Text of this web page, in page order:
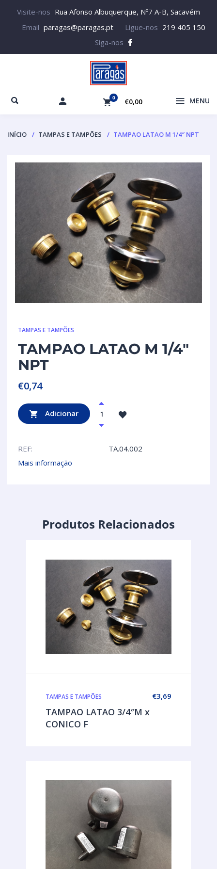
Visite-nos Rua Afonso Albuquerque, Nº7 A-B, Sacavém
Email paragas@paragas.pt Ligue-nos 219 405 150
Siga-nos
0 €0,00 MENU
INÍCIO TAMPAS E TAMPÕES TAMPAO LATAO M 1/4″ NPT
TAMPAS E TAMPÕES
TAMPAO LATAO M 1/4″
NPT
€0,74
Adicionar
REF:
TA.04.002
Mais informação
Produtos Relacionados
€3,69
TAMPAS E TAMPÕES
TAMPAO LATAO 3/4″M x
CONICO F